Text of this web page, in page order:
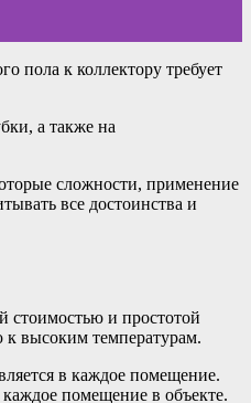
пола к коллектору требует
а также на
сложности, применение
все достоинства и
стоимостью и простотой
высоким температурам.
в каждое помещение.
помещение в объекте.